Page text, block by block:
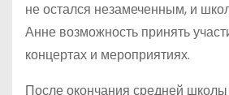
не остался незамеченным, и
Анне возможность принять
концертах и мероприятиях.
После окончания средней